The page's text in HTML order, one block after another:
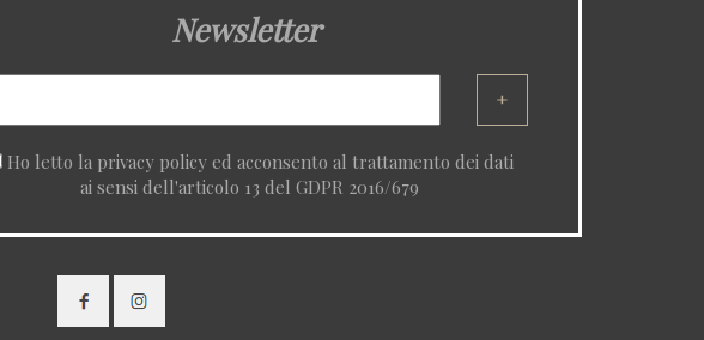
Newsletter
+
Ho letto la privacy policyed acconsento al trattamento dei dati
ai sensi dell'articolo 13 del GDPR 2016/679